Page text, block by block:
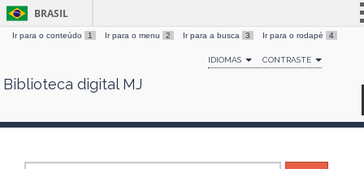
Skip
BRASIL
Simplifique!
Comunica BR
Canais
Ir para o conteúdo 1 Ir para o menu 2 Ir para a busca 3 Ir para o rodapé 4
IDIOMAS CONTRASTE
Biblioteca digital MJ